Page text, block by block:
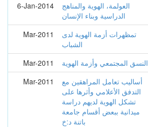
6-Jan-2014
العولمة، الهوية والمناهج
الدراسية وبناء الإنسان
Mar-2011
تمظهرات أزمة الهوية لدى
الشباب
Mar-2011 النسق المجتمعي وأزمة الهوية
Mar-2011
أساليب تعامل المراهقين مع
التدفق الأعلامي وأثرها على
تشكل الهوية لديهم دراسة
ميدانية ببعض أقسام جامعة
باتنة د:خ